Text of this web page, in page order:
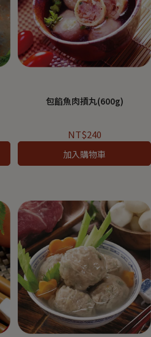
包餡魚肉摃丸(600g)
NT$240
加入購物車